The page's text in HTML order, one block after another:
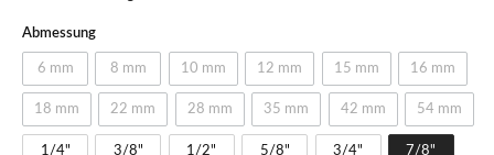
Abmessung
6 mm 8 mm 10 mm 12 mm 15 mm 16 mm
18 mm 22 mm 28 mm 35 mm 42 mm 54 mm
1/4" 3/8" 1/2" 5/8" 3/4" 7/8"